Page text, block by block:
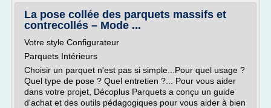
La pose collée des parquets massifs et
contrecollés – Mode ...
Votre style Configurateur
Parquets Intérieurs
Choisir un parquet n'est pas si simple...Pour quel usage ?
Quel type de pose ? Quel entretien ?... Pour vous aider
dans votre projet, Décoplus Parquets a conçu un guide
d'achat et des outils pédagogiques pour vous aider à bien